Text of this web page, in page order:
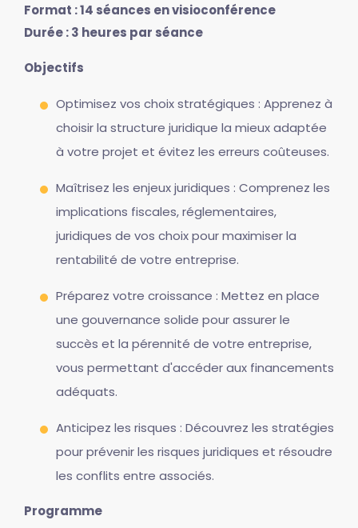
Format : 14 séances en visioconférence
Durée : 3 heures par séance
Objectifs
Optimisez vos choix stratégiques : Apprenez à
choisir la structure juridique la mieux adaptée
à votre projet et évitez les erreurs coûteuses.
Maîtrisez les enjeux juridiques : Comprenez les
implications fiscales, réglementaires,
juridiques de vos choix pour maximiser la
rentabilité de votre entreprise.
Préparez votre croissance : Mettez en place
une gouvernance solide pour assurer le
succès et la pérennité de votre entreprise,
vous permettant d'accéder aux financements
adéquats.
Anticipez les risques : Découvrez les stratégies
pour prévenir les risques juridiques et résoudre
les conflits entre associés.
Programme